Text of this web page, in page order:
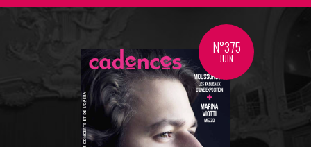
N°375
JUIN